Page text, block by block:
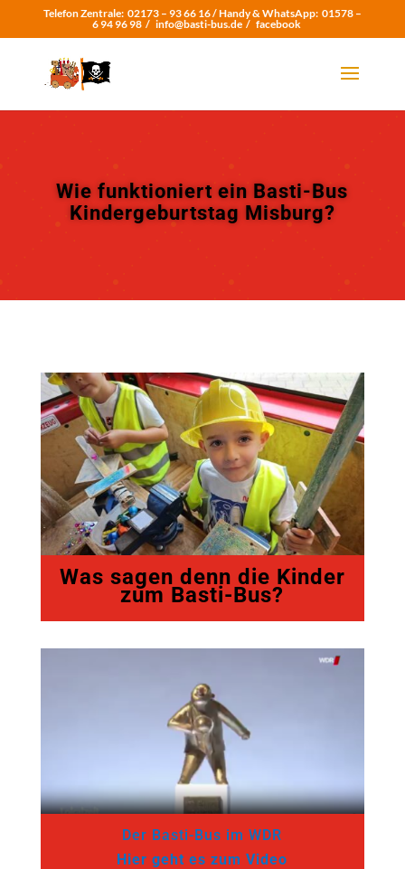
Telefon Zentrale: 02173 – 93 66 16 /Handy & WhatsApp: 01578 –
6 94 96 98 / info@basti-bus.de / facebook
Wie funktioniert ein Basti-Bus
Kindergeburtstag Misburg?
Was sagen denn die Kinder
zum Basti-Bus?
Der Basti-Bus im WDR
Hier geht es zum Video